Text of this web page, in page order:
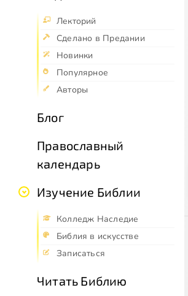
Лекторий
Сделано в Предании
Новинки
Популярное
Авторы
Блог
Православный
календарь
Изучение Библии
Колледж Наследие
Библия в искусстве
Записаться
Читать Библию